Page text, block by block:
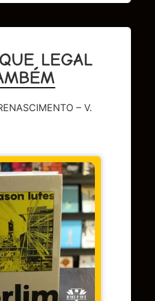
LEGAL
– V.